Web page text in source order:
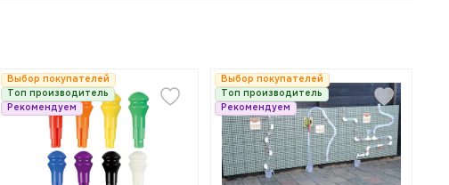
Выбор покупателей
Топ производитель
Рекомендуем
Выбор покупателей
Топ производитель
Рекомендуем